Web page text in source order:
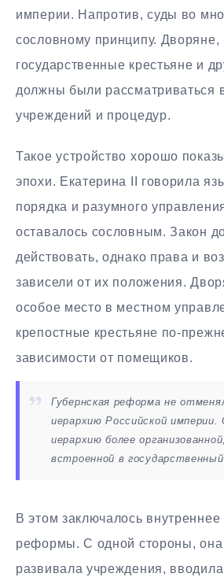
империи. Напротив, суды во
сословному принципу. Дворяне,
государственные крестьяне и
должны были рассматриваться
учреждений и процедур.
Такое устройство хорошо
эпохи. Екатерина II говорила
порядка и разумного
оставалось сословным. Закон
действовать, однако права и
зависели от их положения.
особое место в местном
крепостные крестьяне по-
зависимости от помещиков.
Губернская реформа не
иерархию Российской империи.
иерархию более
встроенной в
В этом заключалось
реформы. С одной стороны, она
развивала учреждения,